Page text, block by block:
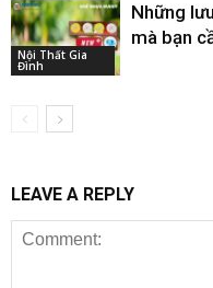
Nội Thất Gia
Đình
Những
mà bạn
LEAVE A REPLY